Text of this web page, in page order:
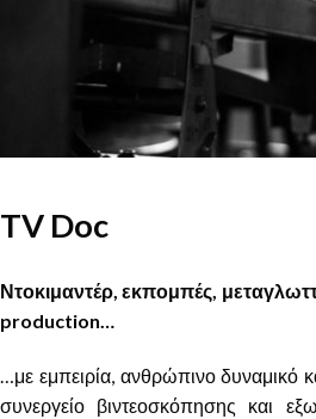
TV Doc
Ντοκιμαντέρ, εκπομπές,
production…
…με εμπειρία, ανθρώπινο δυναμικό
συνεργείο βιντεοσκόπησης και